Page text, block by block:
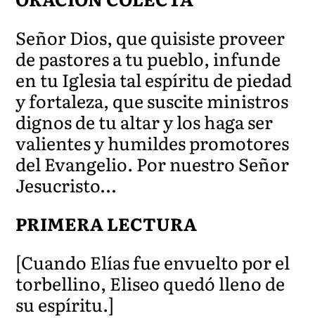
Señor Dios, que quisiste proveer
de pastores a tu pueblo, infunde
en tu Iglesia tal espíritu de piedad
y fortaleza, que suscite ministros
dignos de tu altar y los haga ser
valientes y humildes promotores
del Evangelio. Por nuestro Señor
Jesucristo…
PRIMERA LECTURA
[Cuando Elías fue envuelto por el
torbellino, Eliseo quedó lleno de
su espíritu.]